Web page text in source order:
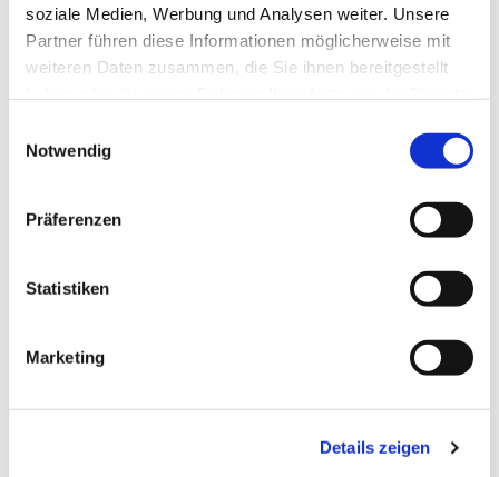
soziale Medien, Werbung und Analysen weiter. Unsere
Partner führen diese Informationen möglicherweise mit
weiteren Daten zusammen, die Sie ihnen bereitgestellt
Notwendig
Präferenzen
Statistiken
Marketing
Details zeigen